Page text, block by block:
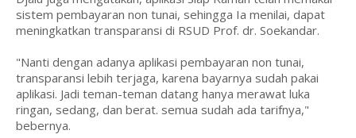
sistem pembayaran non tunai, sehingga Ia menilai, dapat
meningkatkan transparansi di RSUD Prof. dr. Soekandar.
"Nanti dengan adanya aplikasi pembayaran non tunai,
transparansi lebih terjaga, karena bayarnya sudah pakai
aplikasi. Jadi teman-teman datang hanya merawat luka
ringan, sedang, dan berat. semua sudah ada tarifnya,"
bebernya.